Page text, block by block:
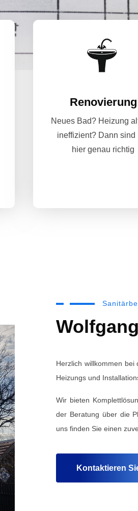
Renovierung
Neues Bad? Heizung
ineffizient? Dann sind
hier genau richtig
Herzlich willkommen
Heizungs und
Wir bieten
der Beratung über die
uns finden Sie einen
Kontaktieren